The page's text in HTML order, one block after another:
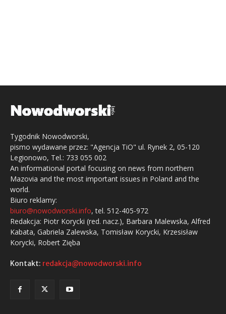
Tygodnik Nowodworski,
pismo wydawane przez: "Agencja TiO" ul. Rynek 2, 05-120
Legionowo, Tel.: 733 055 002
An informational portal focusing on news from northern
Mazovia and the most important issues in Poland and the
world.
Biuro reklamy:
biuro@nowodworski.info, tel. 512-405-972
Redakcja: Piotr Korycki (red. nacz.), Barbara Malewska, Alfred
Kabata, Gabriela Zalewska, Tomisław Korycki, Krzesisław
Korycki, Robert Zięba
Kontakt: redakcja@nowodworski.info